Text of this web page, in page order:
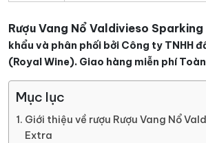
Rượu Vang Nổ Valdivieso
khẩu và phân phối bởi Công ty TNHH
(Royal Wine). Giao hàng miễn phí
Mục lục
Giới thiệu về rượu Rượu Vang Nổ
Extra